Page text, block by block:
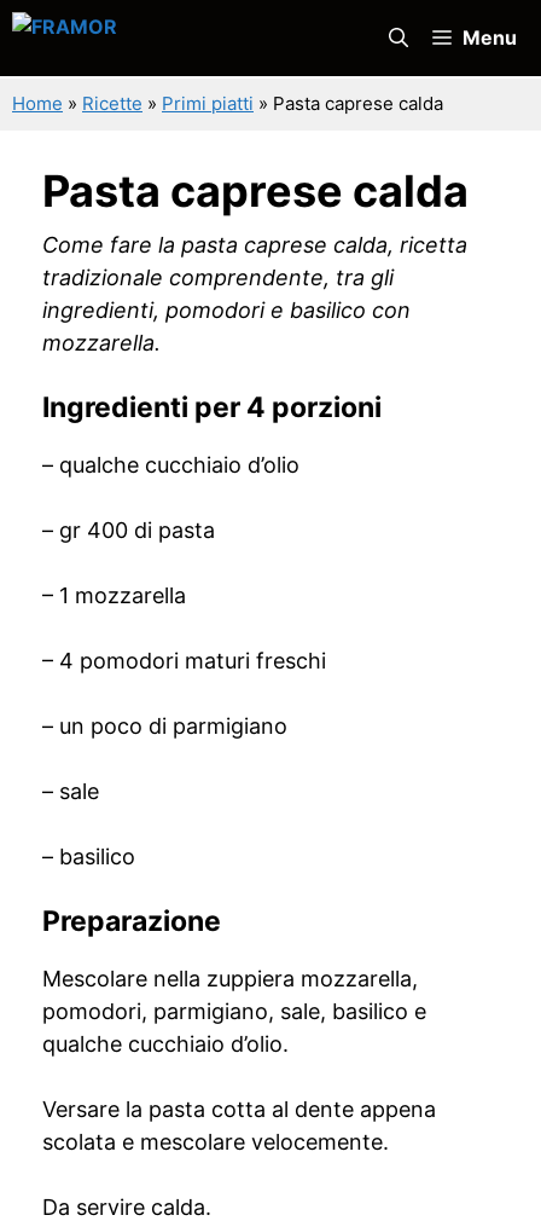
Vai
contenuto
Menu
Home » Ricette » Primi piatti » Pasta caprese calda
Pasta caprese calda
Come fare la pasta caprese calda, ricetta
tradizionale comprendente, tra gli
ingredienti, pomodori e basilico con
mozzarella.
Ingredienti per 4 porzioni
– qualche cucchiaio d’olio
– gr 400 di pasta
– 1 mozzarella
– 4 pomodori maturi freschi
– un poco di parmigiano
– sale
– basilico
Preparazione
Mescolare nella zuppiera mozzarella,
pomodori, parmigiano, sale, basilico e
qualche cucchiaio d’olio.
Versare la pasta cotta al dente appena
scolata e mescolare velocemente.
Da servire calda.